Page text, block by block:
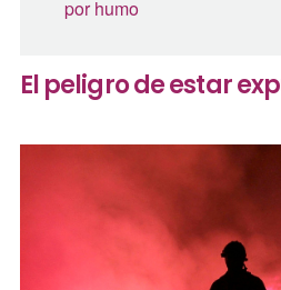
por humo
El peligro de estar